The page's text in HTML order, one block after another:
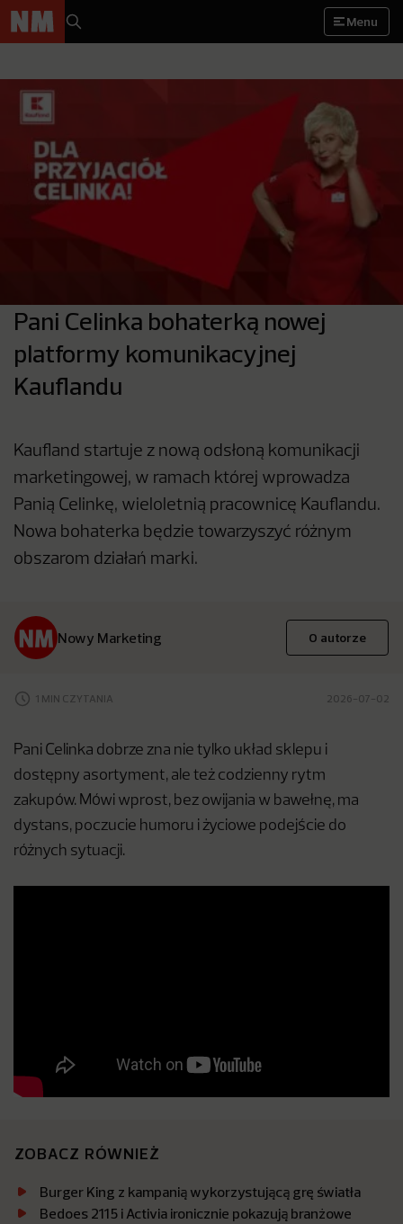
Menu
Pani Celinka bohaterką nowej
platformy komunikacyjnej
Kauflandu
Kaufland startuje z nową odsłoną komunikacji
marketingowej, w ramach której wprowadza
Panią Celinkę, wieloletnią pracownicę Kauflandu.
Nowa bohaterka będzie towarzyszyć różnym
obszarom działań marki.
Nowy Marketing O autorze
1 MIN CZYTANIA 2026-07-02
Pani Celinka dobrze zna nie tylko układ sklepu i
dostępny asortyment, ale też codzienny rytm
zakupów. Mówi wprost, bez owijania w bawełnę, ma
dystans, poczucie humoru i życiowe podejście do
różnych sytuacji.
ZOBACZ RÓWNIEŻ
Burger King z kampanią wykorzystującą grę światła
Bedoes 2115 i Activia ironicznie pokazują branżowe